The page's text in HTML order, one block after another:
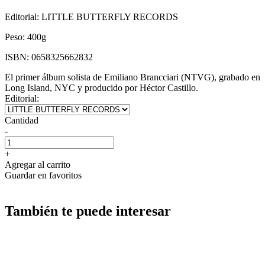
Editorial: LITTLE BUTTERFLY RECORDS
Peso: 400g
ISBN: 0658325662832
El primer álbum solista de Emiliano Brancciari (NTVG), grabado en
Long Island, NYC y producido por Héctor Castillo.
Editorial:
Cantidad
-
+
Agregar al carrito
Guardar en favoritos
También te puede interesar